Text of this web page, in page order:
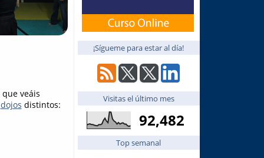
veáis
dojos distintos:
¡Sígueme para estar al día!
Visitas el último mes
92,482
Top semanal